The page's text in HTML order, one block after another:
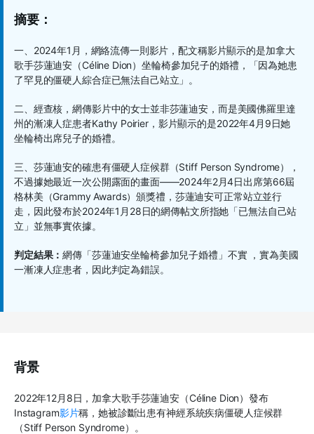
摘要：
一、 2024年1月，網絡流傳一則影片，配文稱影片顯示的是加拿大
歌手莎蓮迪安 （Céline Dion）坐輪椅參加兒子的婚禮，「因為她患
了罕見的僵硬人綜合症已無法自己站立 」。
二、經查核，網傳影片中的女士並非莎蓮迪安，而是美國佛羅里達
州的漸凍人症患者Kathy Poirier， 影片顯示的是2022年4月9日她
坐輪椅出席兒子的婚禮。
三、莎蓮迪安的確患有僵硬人症候群（Stiff Person Syndrome），
不過據她最近一次公開露面的畫面——2024年2月4日出席第66屆
格林美 （Grammy Awards）頒獎禮，莎蓮迪安可正常站立並行
走，因此發布於2024年1月28日的網傳帖文所指她 「已無法自己站
立 」 並無事實依據。
判定結果：網傳「莎蓮迪安坐輪椅參加兒子婚禮」不實 ，實為美國
一漸凍人症患者，因此判定為錯誤。
背景
2022年12月8日，加拿大歌手莎蓮迪安（Céline Dion）發布
Instagram影片稱，她被診斷出患有神經系統疾病僵硬人症候群
（Stiff Person Syndrome）。